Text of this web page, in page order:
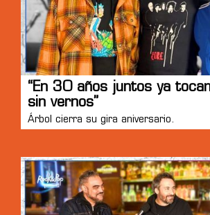
“En 30 años juntos ya
sin vernos”
Árbol cierra su gira aniversario.